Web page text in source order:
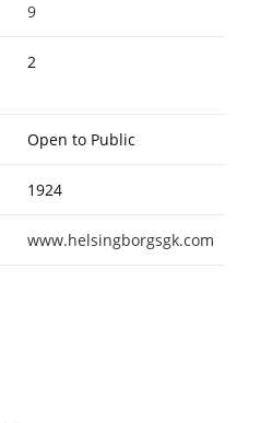
9
2
Open to Public
1924
www.helsingborgsgk.com